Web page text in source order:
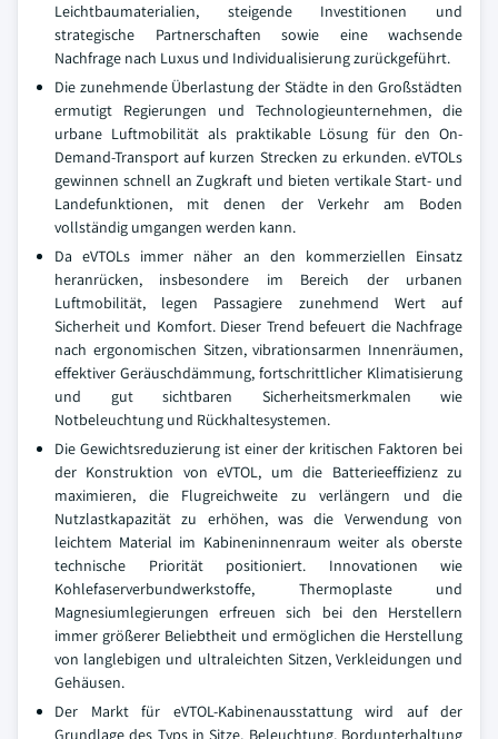
Leichtbaumaterialien, steigende Investitionen und
strategische Partnerschaften sowie eine wachsende
Nachfrage nach Luxus und Individualisierung zurückgeführt.
Die zunehmende Überlastung der Städte in den Großstädten
ermutigt Regierungen und Technologieunternehmen, die
urbane Luftmobilität als praktikable Lösung für den On-
Demand-Transport auf kurzen Strecken zu erkunden. eVTOLs
gewinnen schnell an Zugkraft und bieten vertikale Start- und
Landefunktionen, mit denen der Verkehr am Boden
vollständig umgangen werden kann.
Da eVTOLs immer näher an den kommerziellen Einsatz
heranrücken, insbesondere im Bereich der urbanen
Luftmobilität, legen Passagiere zunehmend Wert auf
Sicherheit und Komfort. Dieser Trend befeuert die Nachfrage
nach ergonomischen Sitzen, vibrationsarmen Innenräumen,
effektiver Geräuschdämmung, fortschrittlicher Klimatisierung
und gut sichtbaren Sicherheitsmerkmalen wie
Notbeleuchtung und Rückhaltesystemen.
Die Gewichtsreduzierung ist einer der kritischen Faktoren bei
der Konstruktion von eVTOL, um die Batterieeffizienz zu
maximieren, die Flugreichweite zu verlängern und die
Nutzlastkapazität zu erhöhen, was die Verwendung von
leichtem Material im Kabineninnenraum weiter als oberste
technische Priorität positioniert. Innovationen wie
Kohlefaserverbundwerkstoffe, Thermoplaste und
Magnesiumlegierungen erfreuen sich bei den Herstellern
immer größerer Beliebtheit und ermöglichen die Herstellung
von langlebigen und ultraleichten Sitzen, Verkleidungen und
Gehäusen.
Der Markt für eVTOL-Kabinenausstattung wird auf der
Grundlage des Typs in Sitze, Beleuchtung, Bordunterhaltung